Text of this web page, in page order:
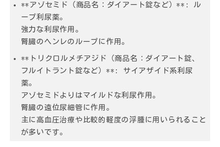
**アゾセミド（商品名：ダイアート錠など）**: ル
ープ利尿薬。
強力な利尿作用。
腎臓のヘンレのループに作用。
**トリクロルメチアジド（商品名：ダイアート錠、
フルイトラント錠など）**: サイアザイド系利尿
薬。
アゾセミドよりはマイルドな利尿作用。
腎臓の遠位尿細管に作用。
主に高血圧治療や比較的軽度の浮腫に用いられること
が多いです。